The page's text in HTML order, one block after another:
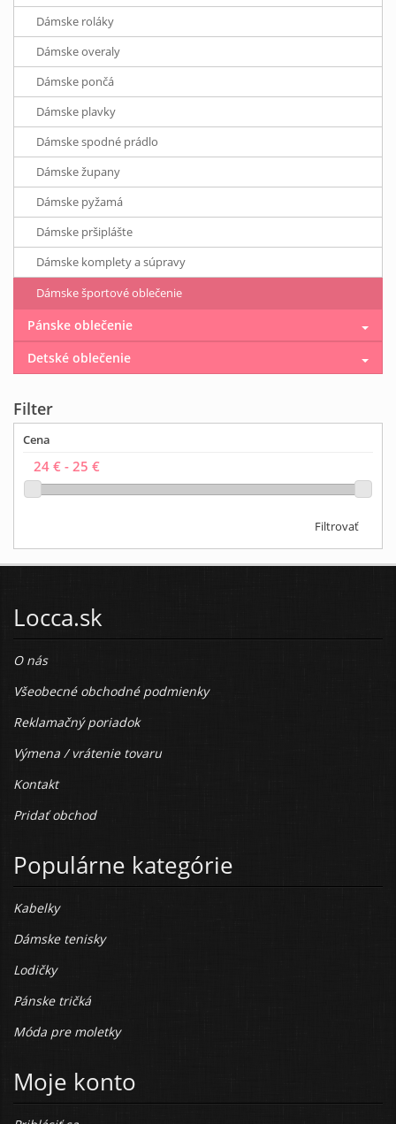
Dámske roláky
Dámske overaly
Dámske pončá
Dámske plavky
Dámske spodné prádlo
Dámske župany
Dámske pyžamá
Dámske pršiplášte
Dámske komplety a súpravy
Dámske športové oblečenie
Pánske oblečenie
Detské oblečenie
Filter
Cena
Filtrovať
Locca.sk
O nás
Všeobecné obchodné podmienky
Reklamačný poriadok
Výmena / vrátenie tovaru
Kontakt
Pridať obchod
Populárne kategórie
Kabelky
Dámske tenisky
Lodičky
Pánske tričká
Móda pre moletky
Moje konto